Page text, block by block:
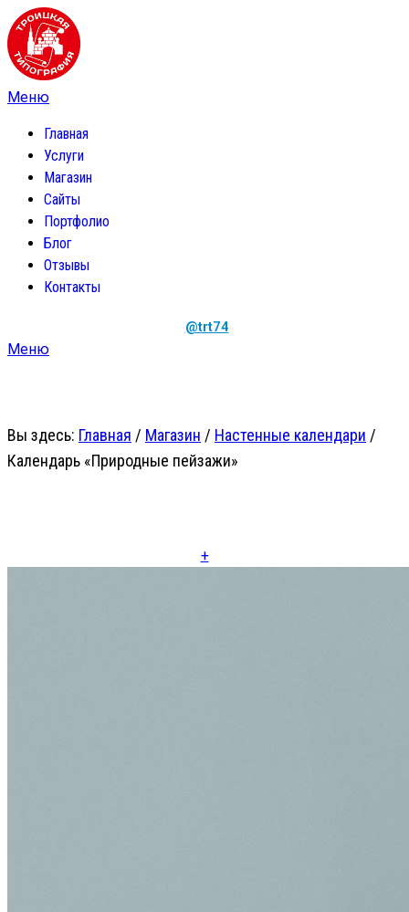
Главная
Услуги
Магазин
Сайты
Портфолио
Блог
Отзывы
Контакты
@trt74
Вы здесь: Главная / Магазин / Настенные календари /
Календарь «Природные пейзажи»
+